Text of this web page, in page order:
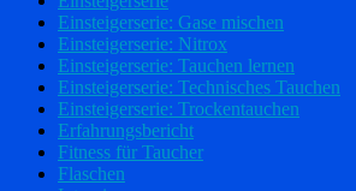
Einsteigerserie: Gase mischen
Einsteigerserie: Nitrox
Einsteigerserie: Tauchen lernen
Einsteigerserie: Technisches Tauchen
Einsteigerserie: Trockentauchen
Erfahrungsbericht
Fitness für Taucher
Flaschen